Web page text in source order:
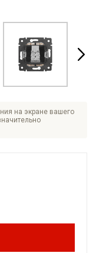
на экране вашего